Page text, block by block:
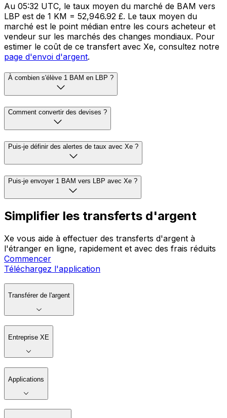
Au 05:32 UTC, le taux moyen du marché de BAM vers
LBP est de 1 KM = 52,946.92 £. Le taux moyen du
marché est le point médian entre les cours acheteur et
vendeur sur les marchés des changes mondiaux. Pour
estimer le coût de ce transfert avec Xe, consultez notre
page d'envoi d'argent.
À combien s'élève 1 BAM en LBP ?
Comment convertir des devises ?
Puis-je définir des alertes de taux avec Xe ?
Puis-je envoyer 1 BAM vers LBP avec Xe ?
Simplifier les transferts d'argent
Xe vous aide à effectuer des transferts d'argent à
l'étranger en ligne, rapidement et avec des frais réduits
Commencer
Téléchargez l'application
Transférer de l'argent
Entreprise XE
Applications